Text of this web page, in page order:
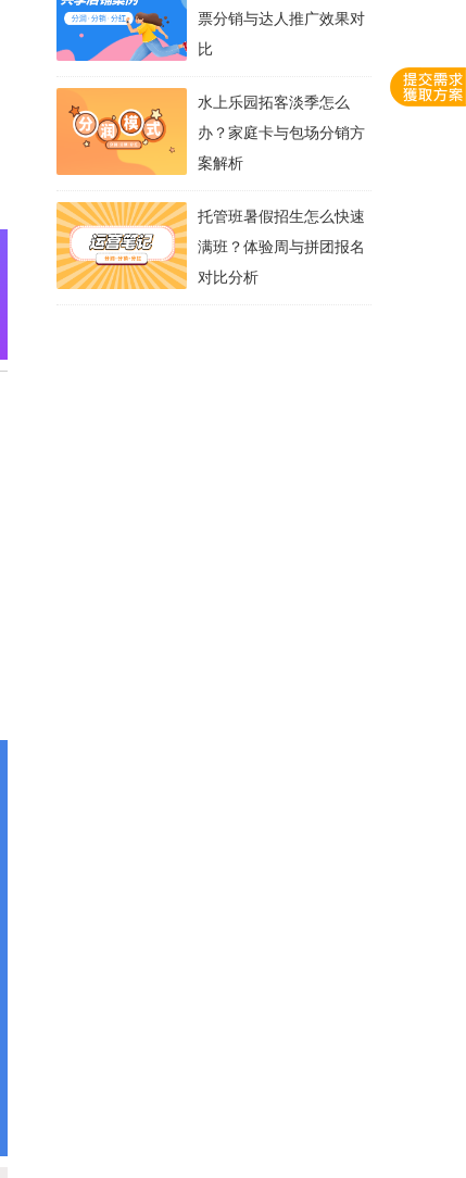
票分销与达人推广效果对
比
水上乐园拓客淡季怎么
办？家庭卡与包场分销方
案解析
托管班暑假招生怎么快速
满班？体验周与拼团报名
对比分析